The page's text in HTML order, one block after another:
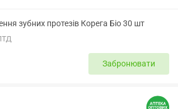
зубних протезів Корега Біо 30 шт
Забронювати